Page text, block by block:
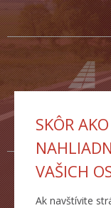
SKÔR
VAŠICH
Ak navštívite
DATABANKA